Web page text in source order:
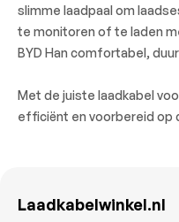
slimme laadpaal om
te monitoren of te laden
BYD Han comfortabel,
Met de juiste laadkabel
efficiënt en voorbereid op
Laadkabelwinkel.nl